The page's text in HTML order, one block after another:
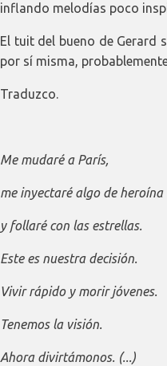
inflando melodías poco
El tuit del bueno de Gerard
por sí misma,
Traduzco.
Me mudaré a París,
me inyectaré algo de heroína
y follaré con las estrellas.
Este es nuestra decisión.
Vivir rápido y morir jóvenes.
Tenemos la visión.
Ahora divirtámonos. (...)